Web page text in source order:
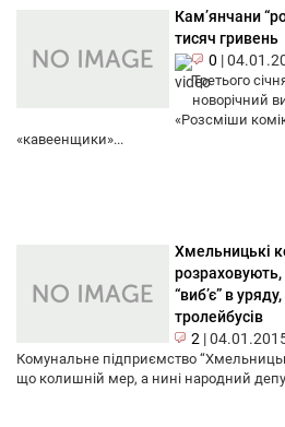
Кам’янчани
тисяч гривень
0 |
Третього
новорічний
«Розсміши
«кавеенщики»...
Хмельницькі
“виб’є” в
тролейбусів
2 |
Комунальне підприємство
що колишній мер, а нині народний